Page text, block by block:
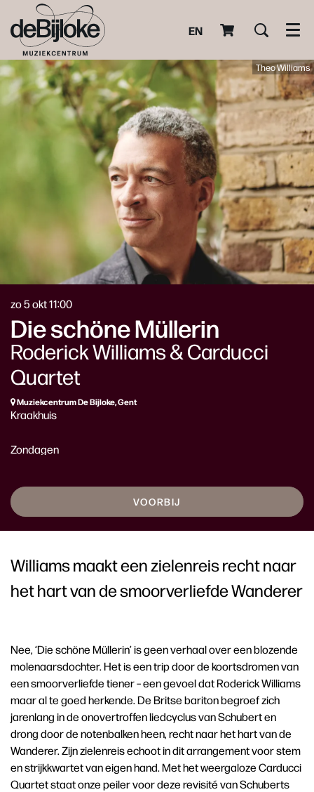
EN
Theo Williams
Die schöne Müllerin
Roderick Williams & Carducci
Quartet
zo 5 okt11:00
Muziekcentrum De Bijloke, Gent
Kraakhuis
Zondagen
VOORBIJ
Williams maakt een zielenreis recht naar
het hart van de smoorverliefde Wanderer
Nee, ‘Die schöne Müllerin’ is geen verhaal over een blozende
molenaarsdochter. Het is een trip door de koortsdromen van
een smoorverliefde tiener – een gevoel dat Roderick Williams
maar al te goed herkende. De Britse bariton begroef zich
jarenlang in de onovertroffen liedcyclus van Schubert en
drong door de notenbalken heen, recht naar het hart van de
Wanderer. Zijn zielenreis echoot in dit arrangement voor stem
en strijkkwartet van eigen hand. Met het weergaloze Carducci
Quartet staat onze peiler voor deze revisité van Schuberts